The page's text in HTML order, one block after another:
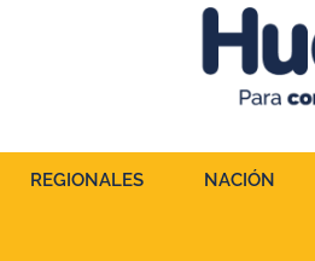
REGIONALES NACIÓN